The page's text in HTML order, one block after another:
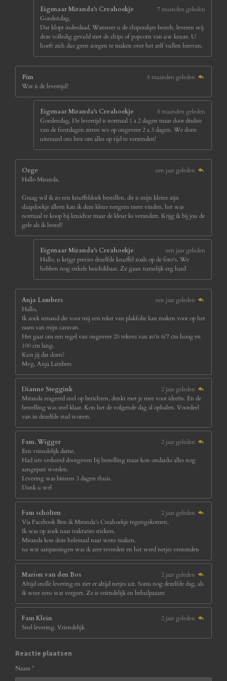
Eigenaar Miranda's Creahoekje
7 maanden geleden
Goedendag,
Dat klopt inderdaad. Wanneer u de chipszakjes bestelt, leveren wij
deze volledig gevuld met de chips of popcorn van uw keuze. U
hoeft zich dus geen zorgen te maken over het zelf vullen hiervan.
Pim
8 maanden geleden
Wat is de levertijd?
Eigenaar Miranda's Creahoekje
8 maanden geleden
Goedendag, De levertijd is normaal 1 a 2 dagen maar door drukte
van de feestdagen zitten we op ongeveer 2 a 3 dagen. We doen
uiteraard ons best om alles op tijd te verzenden!
Ozge
een jaar geleden
Hallo Miranda,
Graag wil ik zo een knuffeldoek bestellen, dit is mijn kleine zijn
slaapdoekje alleen kan ik deze kleur nergens meer vinden, het was
normaal te koop bij kruidvat maar de kleur ks verandert. Krijg ik bij jou de
gele als ik bestel?
Eigenaar Miranda's Creahoekje
een jaar geleden
Hallo, u krijgt precies dezelfde knuffel zoals op de foto's. We
hebben nog enkele beschikbaar. Ze gaan namelijk erg hard
Anja Lambers
een jaar geleden
Hallo,
Ik zoek iemand die voor mij een tekst van plakfolie kan maken voor op het
raam van mijn caravan.
Het gaat om een regel van ongeveer 20 tekens van zo'n 6/7 cm hoog en
100 cm lang.
Kun jij dat doen?
Mvg, Anja Lambers
Dianne Steggink
2 jaar geleden
Miranda reageerd snel op berichten, denkt met je mee voor ideeën. En de
bestelling was snel klaar. Kon het de volgende dag al ophalen. Voordeel
van in dezelfde stad wonen.
Fam. Wigger
2 jaar geleden
Een vriendelijk dame.
Had iets verkeerd doorgeven bij bestelling maar kon ondanks alles nog
aangepast worden.
Levering was binnen 3 dagen thuis.
Dank u wel
Fam scholten
2 jaar geleden
Via Facebook Ben ik Miranda’s Creahoekje tegengekomen.
Ik was op zoek naar traktaties stickers.
Miranda kon deze helemaal naar wens maken.
na wat aanpassingen was ik zeer tevreden en het werd netjes verzonden
Marion van den Bos
2 jaar geleden
Altijd snelle levering en ziet er altijd netjes uit. Soms nog dezelfde dag, als
ik weer eens wat vergeet. Ze is vriendelijk en behulpzaam
Fam Klein
2 jaar geleden
Snel levering. Vriendelijk
Reactie plaatsen
Naam *